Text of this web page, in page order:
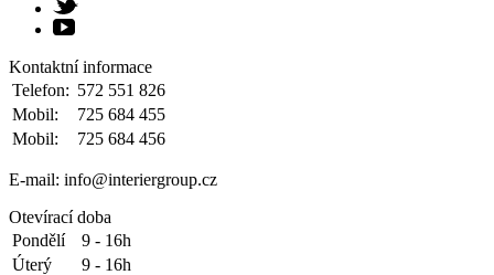
Kontaktní informace
Telefon: 572 551 826
Mobil:
725 684 455
Mobil:
725 684 456
E-mail: info@interiergroup.cz
Otevírací doba
Pondělí
9 - 16h
Úterý
9 - 16h